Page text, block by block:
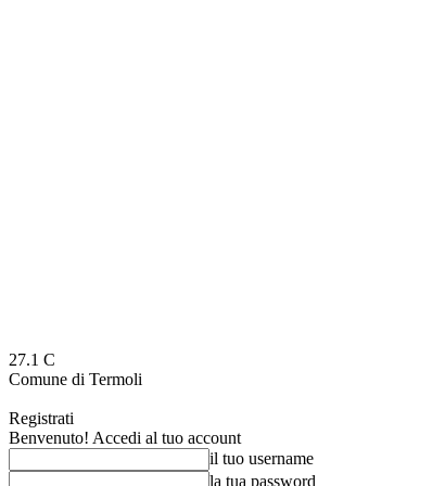
27.1 C
Comune di Termoli
Registrati
Benvenuto! Accedi al tuo account
il tuo username
la tua password